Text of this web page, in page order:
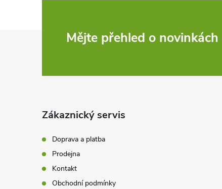
Mějte přehled o novinkách
Zákaznický servis
Doprava a platba
Prodejna
Kontakt
Obchodní podmínky